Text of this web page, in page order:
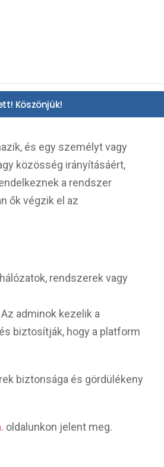
Köszönjük!
és egy személyt vagy
közösség irányításáért,
a rendszer
ők végzik el az
rendszerek vagy
Az adminok kezelik a
biztosítják, hogy a platform
biztonsága és gördülékeny
. oldalunkon jelent meg.